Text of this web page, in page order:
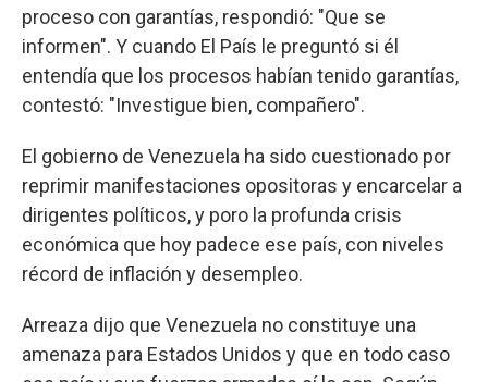
proceso con garantías, respondió: "Que se
informen". Y cuando El País le preguntó si él
entendía que los procesos habían tenido garantías,
contestó: "Investigue bien, compañero".
El gobierno de Venezuela ha sido cuestionado por
reprimir manifestaciones opositoras y encarcelar a
dirigentes políticos, y poro la profunda crisis
económica que hoy padece ese país, con niveles
récord de inflación y desempleo.
Arreaza dijo que Venezuela no constituye una
amenaza para Estados Unidos y que en todo caso